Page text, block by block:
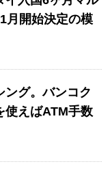
月開始決定の模
ング。バンコク
使えばATM手数